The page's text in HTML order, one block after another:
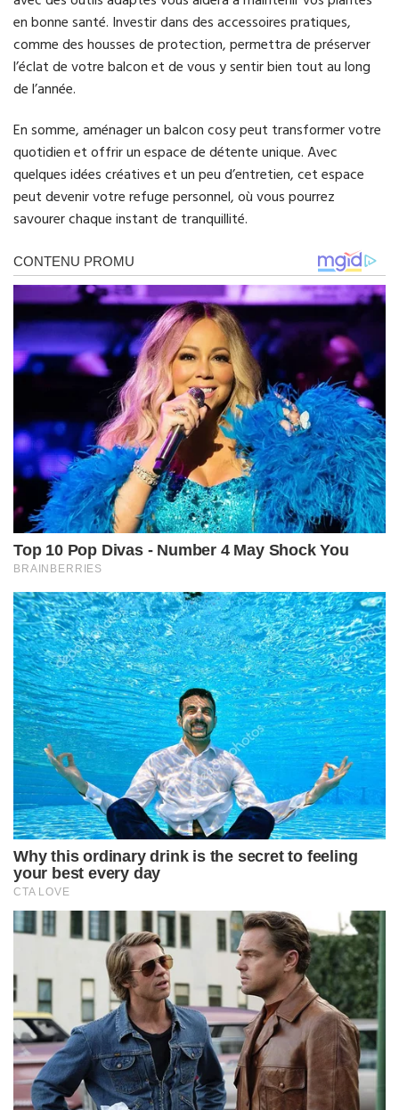
en bonne santé. Investir dans des accessoires pratiques,
comme des housses de protection, permettra de préserver
l’éclat de votre balcon et de vous y sentir bien tout au long
de l’année.
En somme, aménager un balcon cosy peut transformer votre
quotidien et offrir un espace de détente unique. Avec
quelques idées créatives et un peu d’entretien, cet espace
peut devenir votre refuge personnel, où vous pourrez
savourer chaque instant de tranquillité.